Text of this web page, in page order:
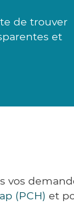
de trouver
et
vos
(PCH) et